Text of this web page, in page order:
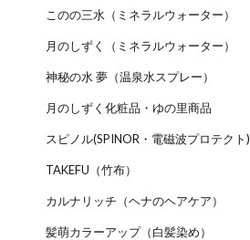
このの三水（ミネラルウォーター）
月のしずく（ミネラルウォーター）
神秘の水 夢（温泉水スプレー）
月のしずく化粧品・ゆの里商品
スピノル(SPINOR・電磁波プロテクト)
TAKEFU（竹布）
カルナリッチ（ヘナのヘアケア）
髪萌カラーアップ（白髪染め）